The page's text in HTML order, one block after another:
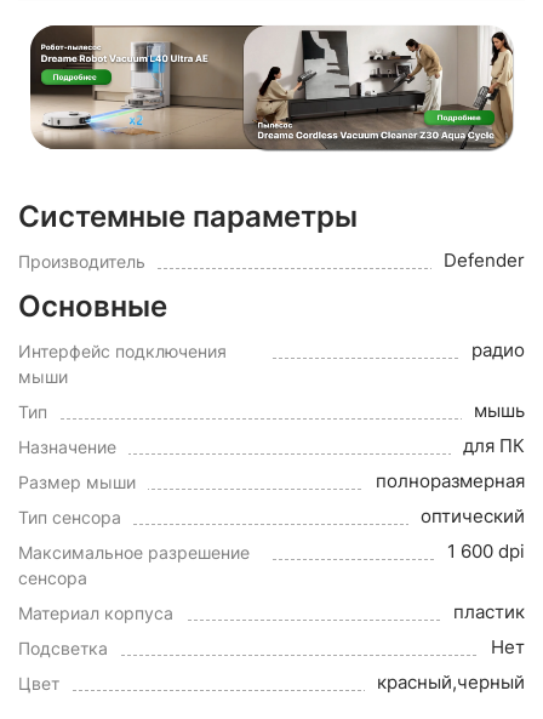
Системные параметры
Производитель Defender
Основные
Интерфейс подключения
мыши
радио
Тип мышь
Назначение для ПК
Размер мыши полноразмерная
Тип сенсора оптический
Максимальное разрешение
сенсора
1 600 dpi
Материал корпуса пластик
Подсветка Нет
Цвет красный,черный